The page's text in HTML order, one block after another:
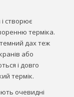
створює
терміка.
дах теж
або
і довго
термік.
очевидні